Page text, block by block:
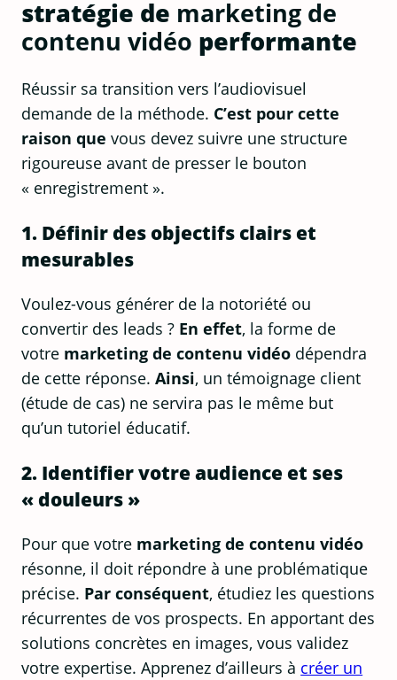
stratégie de marketing de
contenu vidéo performante
Réussir sa transition vers l’audiovisuel
demande de la méthode. C’est pour cette
raison que vous devez suivre une structure
rigoureuse avant de presser le bouton
« enregistrement ».
1. Définir des objectifs clairs et
mesurables
Voulez-vous générer de la notoriété ou
convertir des leads ? En effet, la forme de
votre marketing de contenu vidéo dépendra
de cette réponse.Ainsi, un témoignage client
(étude de cas) ne servira pas le même but
qu’un tutoriel éducatif.
2. Identifier votre audience et ses
« douleurs »
Pour que votre marketing de contenu vidéo
résonne, il doit répondre à une problématique
précise. Par conséquent, étudiez les questions
récurrentes de vos prospects. En apportant des
solutions concrètes en images, vous validez
votre expertise. Apprenez d’ailleurs à créer un